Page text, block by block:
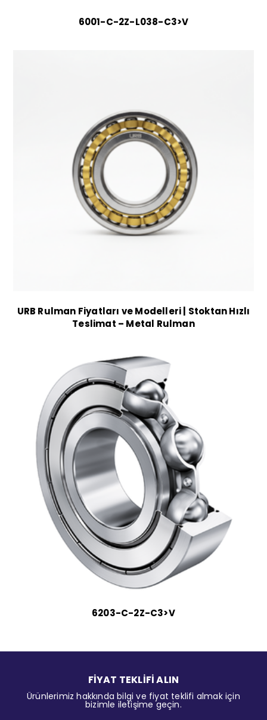
6001-C-2Z-L038-C3>V
URB Rulman Fiyatları ve Modelleri | Stoktan Hızlı
Teslimat – Metal Rulman
6203-C-2Z-C3>V
FİYAT TEKLİFİ ALIN
Ürünlerimiz hakkında bilgi ve fiyat teklifi almak için
bizimle iletişime geçin.